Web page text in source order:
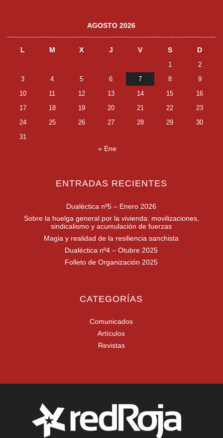
AGOSTO 2026
L M X J V S D
1
2
3
4 5 6 7 8
9
10
11 12 13 14 15
16
17
18 19 20 21 22
23
24
25 26 27 28 29
30
31
« Ene
ENTRADAS RECIENTES
Dualéctica nº5 – Enero 2026
Sobre la huelga general por la vivienda: movilizaciones,
sindicalismo y acumulación de fuerzas
Magia y realidad de la resiliencia sanchista
Dualéctica nº4 – Otubre 2025
Folleto de Organización 2025
CATEGORÍAS
Comunicados
Artículos
Revistas